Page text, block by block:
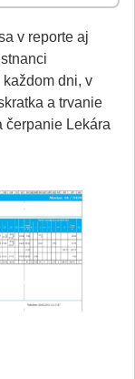
v reporte aj
dni, v
a trvanie
čerpanie Lekára